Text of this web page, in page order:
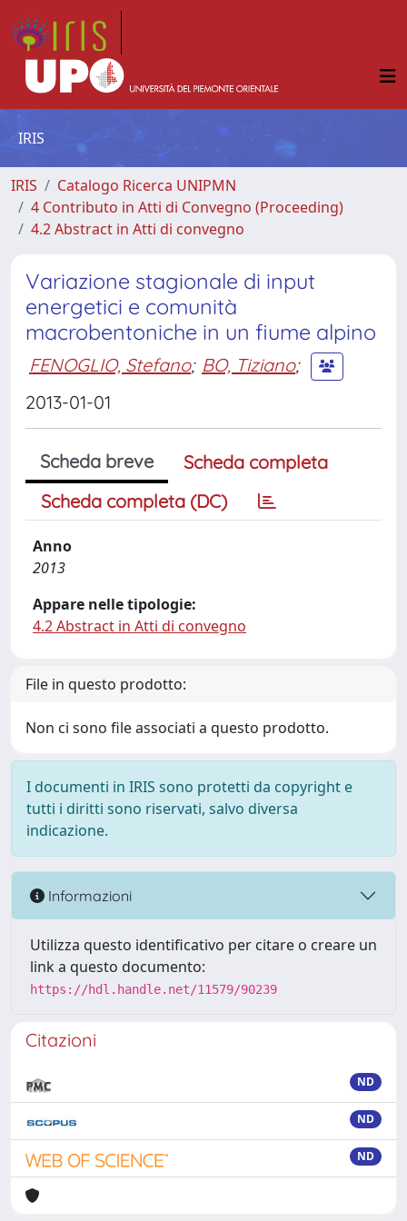
IRIS
IRIS
Catalogo Ricerca UNIPMN
4 Contributo in Atti di Convegno (Proceeding)
4.2 Abstract in Atti di convegno
Variazione stagionale di input
energetici e comunità
macrobentoniche in un fiume alpino
FENOGLIO, Stefano; BO, Tiziano;
2013-01-01
Scheda breve
Scheda completa
Scheda completa (DC)
Anno
2013
Appare nelle tipologie:
4.2 Abstract in Atti di convegno
File in questo prodotto:
Non ci sono file associati a questo prodotto.
I documenti in IRIS sono protetti da copyright e
tutti i diritti sono riservati, salvo diversa
indicazione.
Informazioni
Utilizza questo identificativo per citare o creare un
link a questo documento:
https://hdl.handle.net/11579/90239
Citazioni
ND
ND
ND